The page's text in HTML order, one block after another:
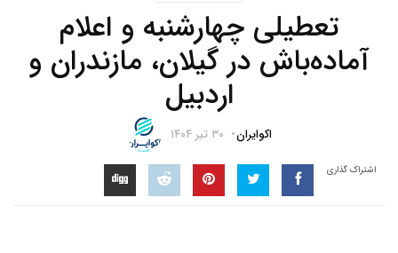
تعطیلی چهارشنبه و اعلام
آماده‌باش در گیلان، مازندران و
اردبیل
اکوایران ۳۰ تیر ۱۴۰۴
اشتراک گذاری